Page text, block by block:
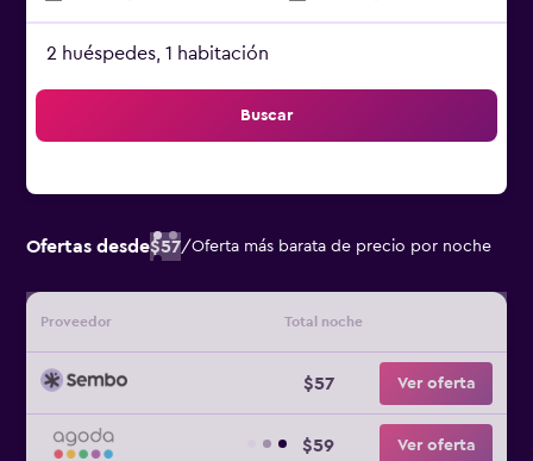
2 huéspedes, 1 habitación
Buscar
Ofertas desde$57/Oferta más barata de precio por noche
Proveedor Total noche
$57 Ver oferta
$59 Ver oferta